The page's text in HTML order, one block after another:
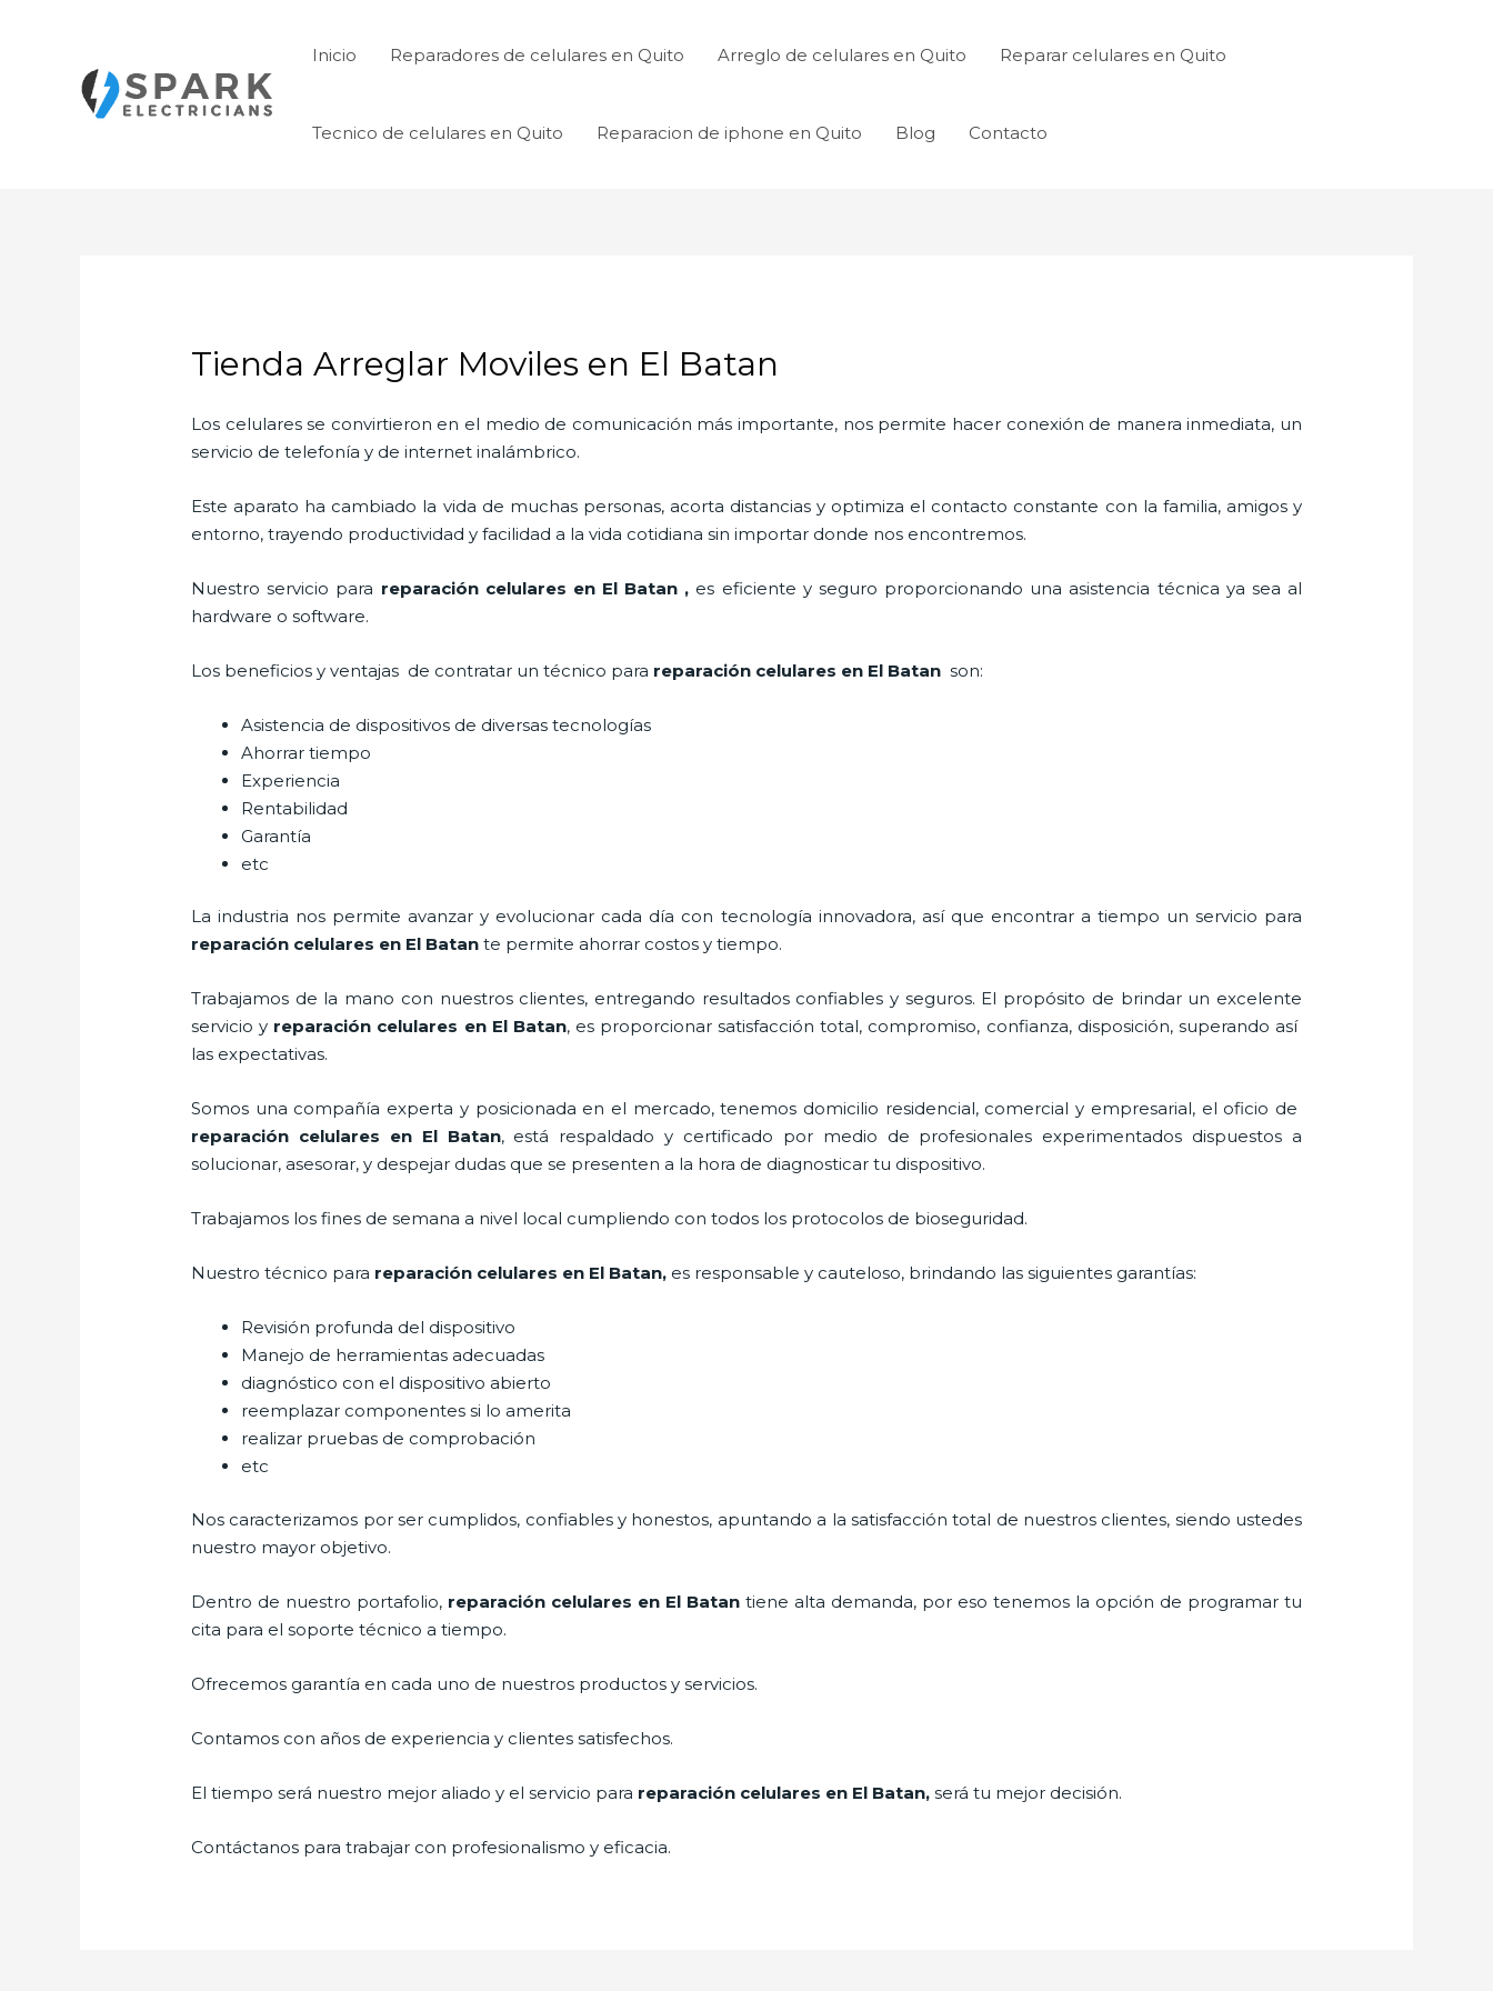
Inicio Reparadores de celulares en Quito Arreglo de celulares en Quito Reparar celulares en Quito
Tecnico de celulares en Quito Reparacion de iphone en Quito Blog Contacto
Tienda Arreglar Moviles en El Batan
Los celulares se convirtieron en el medio de comunicación más importante, nos permite hacer conexión de manera inmediata, un
servicio de telefonía y de internet inalámbrico.
Este aparato ha cambiado la vida de muchas personas, acorta distancias y optimiza el contacto constante con la familia, amigos y
entorno, trayendo productividad y facilidad a la vida cotidiana sin importar donde nos encontremos.
Nuestro servicio para reparación celulares en El Batan , es eficiente y seguro proporcionando una asistencia técnica ya sea al
hardware o software.
Los beneficios y ventajas de contratar un técnico para reparación celulares en El Batanson:
Asistencia de dispositivos de diversas tecnologías
Ahorrar tiempo
Experiencia
Rentabilidad
Garantía
etc
La industria nos permite avanzar y evolucionar cada día con tecnología innovadora, así que encontrar a tiempo un servicio para
reparación celulares en El Batan te permite ahorrar costos y tiempo.
Trabajamos de la mano con nuestros clientes, entregando resultados confiables y seguros. El propósito de brindar un excelente
servicio y reparación celulares en El Batan, es proporcionar satisfacción total, compromiso, confianza, disposición, superando así
las expectativas.
Somos una compañía experta y posicionada en el mercado, tenemos domicilio residencial, comercial y empresarial, el oficio de
reparación celulares en El Batan, está respaldado y certificado por medio de profesionales experimentados dispuestos a
solucionar, asesorar, y despejar dudas que se presenten a la hora de diagnosticar tu dispositivo.
Trabajamos los fines de semana a nivel local cumpliendo con todos los protocolos de bioseguridad.
Nuestro técnico para reparación celulares en El Batan, es responsable y cauteloso, brindando las siguientes garantías:
Revisión profunda del dispositivo
Manejo de herramientas adecuadas
diagnóstico con el dispositivo abierto
reemplazar componentes si lo amerita
realizar pruebas de comprobación
etc
Nos caracterizamos por ser cumplidos, confiables y honestos, apuntando a la satisfacción total de nuestros clientes, siendo ustedes
nuestro mayor objetivo.
Dentro de nuestro portafolio, reparación celulares en El Batan tiene alta demanda, por eso tenemos la opción de programar tu
cita para el soporte técnico a tiempo.
Ofrecemos garantía en cada uno de nuestros productos y servicios.
Contamos con años de experiencia y clientes satisfechos.
El tiempo será nuestro mejor aliado y el servicio para reparación celulares en El Batan,será tu mejor decisión.
Contáctanos para trabajar con profesionalismo y eficacia.